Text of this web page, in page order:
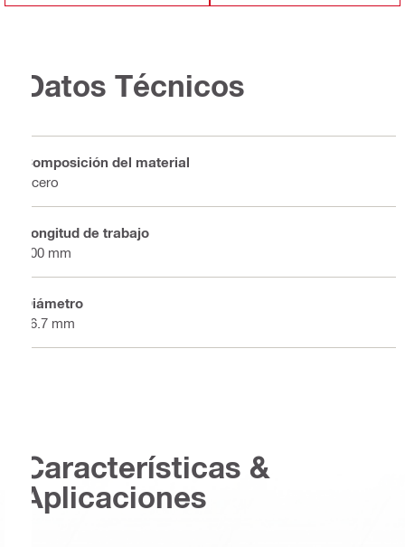
Datos Técnicos
Composición del material
Acero
Longitud de trabajo
500 mm
Diámetro
46.7 mm
Características &
Aplicaciones